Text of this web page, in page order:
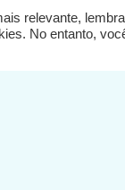
relevante,
No entanto,